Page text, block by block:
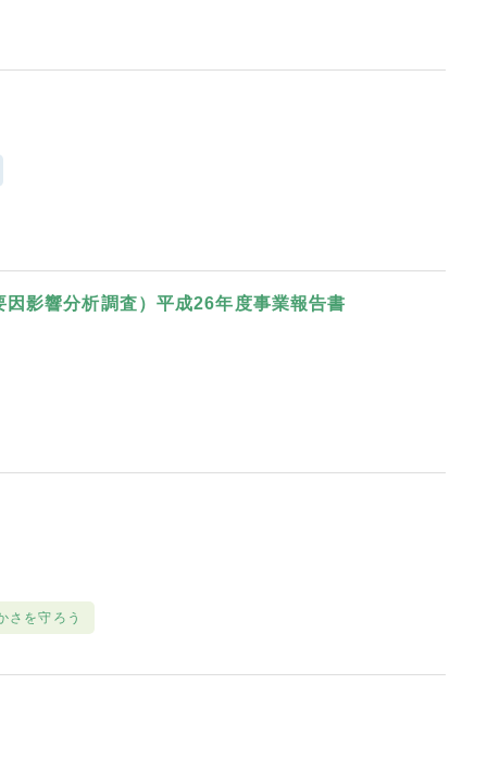
影響分析調査）平成26年度事業報告書
さを守ろう